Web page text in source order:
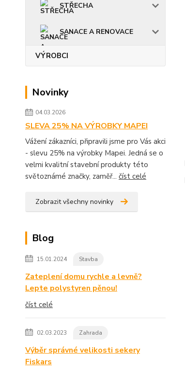
STŘECHA
SANACE A RENOVACE
VÝROBCI
Novinky
04.03.2026
SLEVA 25% NA VÝROBKY MAPEI
Vážení zákazníci, připravili jsme pro Vás akci
- slevu 25% na výrobky Mapei. Jedná se o
velmi kvalitní stavební produkty této
světoznámé značky, zaměř... číst celé
Zobrazit všechny novinky
Blog
15.01.2024 Stavba
Zateplení domu rychle a levně?
Lepte polystyren pěnou!
číst celé
02.03.2023 Zahrada
Výběr správné velikosti sekery
Fiskars